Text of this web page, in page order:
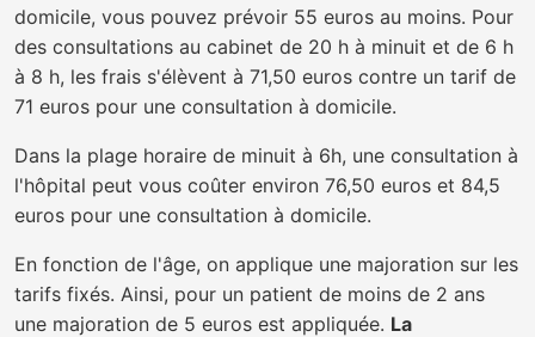
domicile, vous pouvez prévoir 55 euros au moins. Pour
des consultations au cabinet de 20 h à minuit et de 6 h
à 8 h, les frais s'élèvent à 71,50 euros contre un tarif de
71 euros pour une consultation à domicile.
Dans la plage horaire de minuit à 6h, une consultation à
l'hôpital peut vous coûter environ 76,50 euros et 84,5
euros pour une consultation à domicile.
En fonction de l'âge, on applique une majoration sur les
tarifs fixés. Ainsi, pour un patient de moins de 2 ans
une majoration de 5 euros est appliquée. La